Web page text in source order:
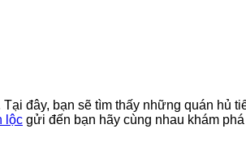
đây, bạn sẽ tìm thấy những quán hủ
lộc gửi đến bạn hãy cùng nhau khám